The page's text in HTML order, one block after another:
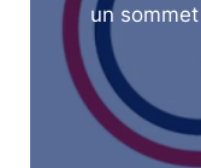
un